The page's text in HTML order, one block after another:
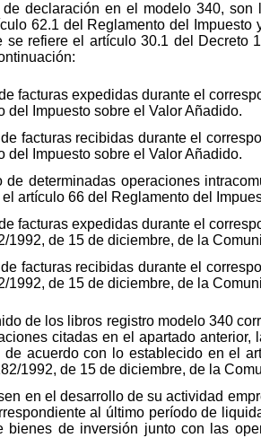
declaración en el modelo 340,
62.1 del Reglamento del
refiere el artículo 30.1 del Decreto
facturas expedidas durante el
del Impuesto sobre el Valor Añadido.
facturas recibidas durante el
del Impuesto sobre el Valor Añadido.
determinadas operaciones
artículo 66 del Reglamento del
facturas expedidas durante el
1992, de 15 de diciembre, de la
facturas recibidas durante el
1992, de 15 de diciembre, de la
de los libros registro modelo 340
citadas en el apartado
acuerdo con lo establecido en el
1992, de 15 de diciembre, de la
en el desarrollo de su actividad
al último período de
de inversión junto con las